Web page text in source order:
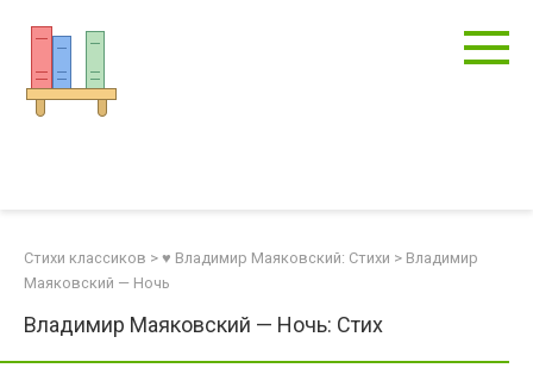
контенту
Стихи классиков > ♥ Владимир Маяковский: Стихи > Владимир
Маяковский — Ночь
Владимир Маяковский — Ночь: Стих